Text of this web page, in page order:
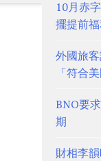
10月赤
擺提前
外國旅
「符合
BNO要
期
財相李